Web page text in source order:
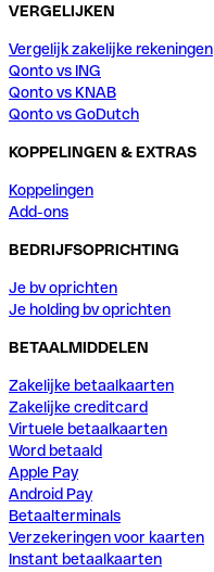
VERGELIJKEN
Vergelijk zakelijke rekeningen
Qonto vs ING
Qonto vs KNAB
Qonto vs GoDutch
KOPPELINGEN & EXTRAS
Koppelingen
Add-ons
BEDRIJFSOPRICHTING
Je bv oprichten
Je holding bv oprichten
BETAALMIDDELEN
Zakelijke betaalkaarten
Zakelijke creditcard
Virtuele betaalkaarten
Word betaald
Apple Pay
Android Pay
Betaalterminals
Verzekeringen voor kaarten
Instant betaalkaarten